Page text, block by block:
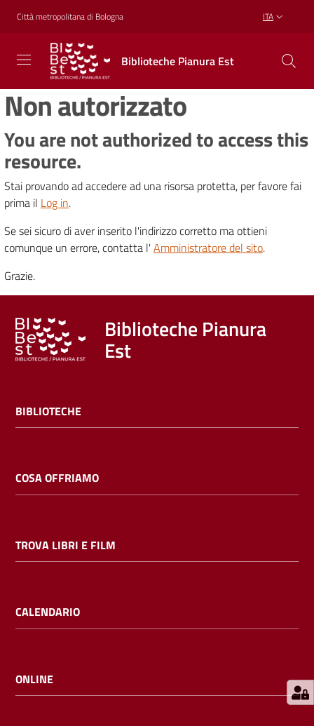
Vai al contenuto
Vai alla navigazione
Vai al footer
Città metropolitana di Bologna ITA
Biblioteche Pianura Est
Biblioteche
Pianura
Est
CONOSCERE,
CREARE,
Biblioteche
Cosa
offriamo
Trova
libri
e
film
Calendario
i
Non autorizzato
You are not authorized to access this
resource.
Stai provando ad accedere ad una risorsa protetta, per favore fai
prima il Log in.
Se sei sicuro di aver inserito l'indirizzo corretto ma ottieni
comunque un errore, contatta l' Amministratore del sito.
Grazie.
Biblioteche Pianura
Est
BIBLIOTECHE
COSA OFFRIAMO
TROVA LIBRI E FILM
CALENDARIO
ONLINE